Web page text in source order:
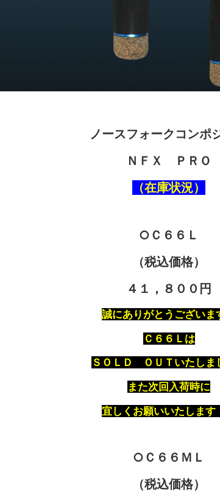
ノースフォークコンポ
ＮＦＸ ＰＲＯ
（在庫状況）
○Ｃ６６Ｌ
（税込価格）
４１，８００円
誠にありがとうございま
Ｃ６６Ｌは
ＳＯＬＤ ＯＵＴいたしま
また次回入荷時に
宜しくお願いいたします
○Ｃ６６ＭＬ
（税込価格）